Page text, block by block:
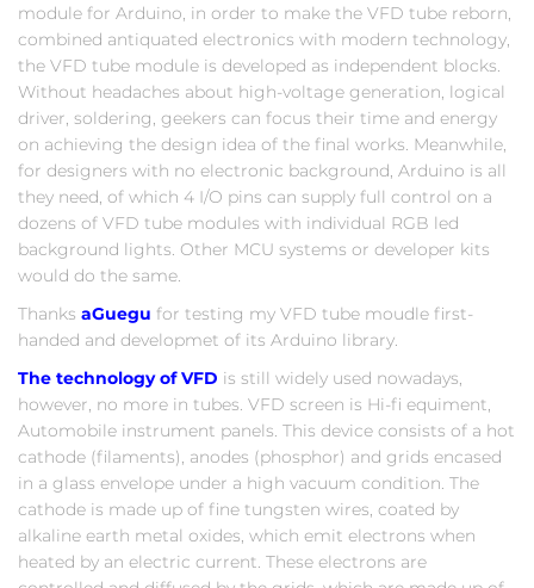
module for Arduino, in order to make the VFD tube reborn,
combined antiquated electronics with modern technology,
the VFD tube module is developed as independent blocks.
Without headaches about high-voltage generation, logical
driver, soldering, geekers can focus their time and energy
on achieving the design idea of the final works. Meanwhile,
for designers with no electronic background, Arduino is all
they need, of which 4 I/O pins can supply full control on a
dozens of VFD tube modules with individual RGB led
background lights. Other MCU systems or developer kits
would do the same.
Thanks aGuegu for testing my VFD tube moudle first-
handed and developmet of its Arduino library.
The technology of VFD is still widely used nowadays,
however, no more in tubes. VFD screen is Hi-fi equiment,
Automobile instrument panels. This device consists of a hot
cathode (filaments), anodes (phosphor) and grids encased
in a glass envelope under a high vacuum condition. The
cathode is made up of fine tungsten wires, coated by
alkaline earth metal oxides, which emit electrons when
heated by an electric current. These electrons are